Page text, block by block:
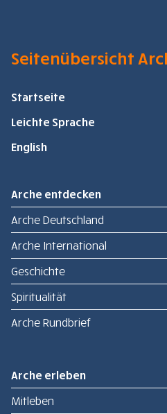
Seitenübersicht
Startseite
Leichte Sprache
English
Arche entdecken
Arche Deutschland
Arche International
Geschichte
Spiritualität
Arche Rundbrief
Arche erleben
Mitleben